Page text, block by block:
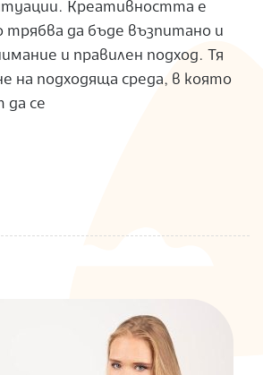
Креативността е
трябва да бъде възпитано и
и правилен подход. Тя
на подходяща среда, в която
да се